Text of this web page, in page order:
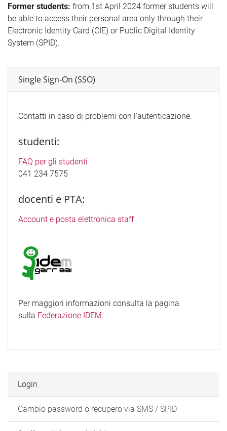
Former students: from 1st April 2024 former students will
be able to access their personal area only through their
Electronic Identity Card (CIE) or Public Digital Identity
System (SPID).
Single Sign-On (SSO)
Contatti in caso di problemi con l'autenticazione:
studenti:
FAQ per gli studenti
041 234 7575
docenti e PTA:
Account e posta elettronica staff
Per maggiori informazioni consulta la pagina
sulla Federazione IDEM.
Login
Cambio password o recupero via SMS / SPID